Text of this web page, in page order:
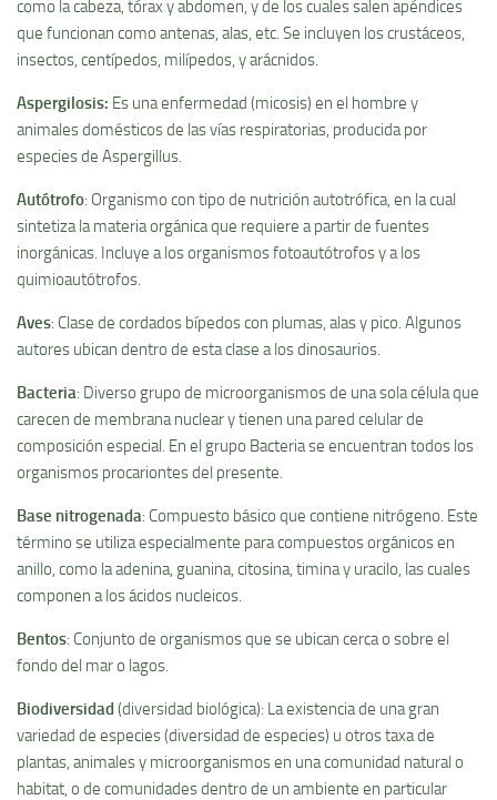
como la cabeza, tórax y abdomen, y de los cuales salen apéndices
que funcionan como antenas, alas, etc. Se incluyen los crustáceos,
insectos, centí­pedos, milí­pedos, y arácnidos.
Aspergilosis: Es una enfermedad (micosis) en el hombre y
animales domésticos de las ví­as respiratorias, producida por
especies de Aspergillus.
Autótrofo: Organismo con tipo de nutrición autotrófica, en la cual
sintetiza la materia orgánica que requiere a partir de fuentes
inorgánicas. Incluye a los organismos fotoautótrofos y a los
quimioautótrofos.
Aves: Clase de cordados bí­pedos con plumas, alas y pico. Algunos
autores ubican dentro de esta clase a los dinosaurios.
Bacteria: Diverso grupo de microorganismos de una sola célula que
carecen de membrana nuclear y tienen una pared celular de
composición especial. En el grupo Bacteria se encuentran todos los
organismos procariontes del presente.
Base nitrogenada: Compuesto básico que contiene nitrógeno. Este
término se utiliza especialmente para compuestos orgánicos en
anillo, como la adenina, guanina, citosina, timina y uracilo, las cuales
componen a los ácidos nucleicos.
Bentos: Conjunto de organismos que se ubican cerca o sobre el
fondo del mar o lagos.
Biodiversidad (diversidad biológica): La existencia de una gran
variedad de especies (diversidad de especies) u otros taxa de
plantas, animales y microorganismos en una comunidad natural o
habitat, o de comunidades dentro de un ambiente en particular